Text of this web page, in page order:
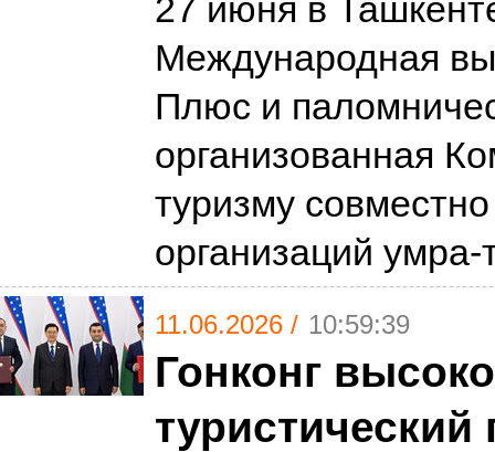
27 июня в
Международная
Плюс и
организованная
туризму
организаций
11.06.2026 / 10:59:39
Гонконг
туристический